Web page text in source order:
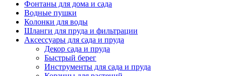
Фонтаны для дома и сада
Водные пушки
Колонки для воды
Шланги для пруда и фильтрации
Аксессуары для сада и пруда
Декор сада и пруда
Быстрый берег
Инструменты для сада и пруда